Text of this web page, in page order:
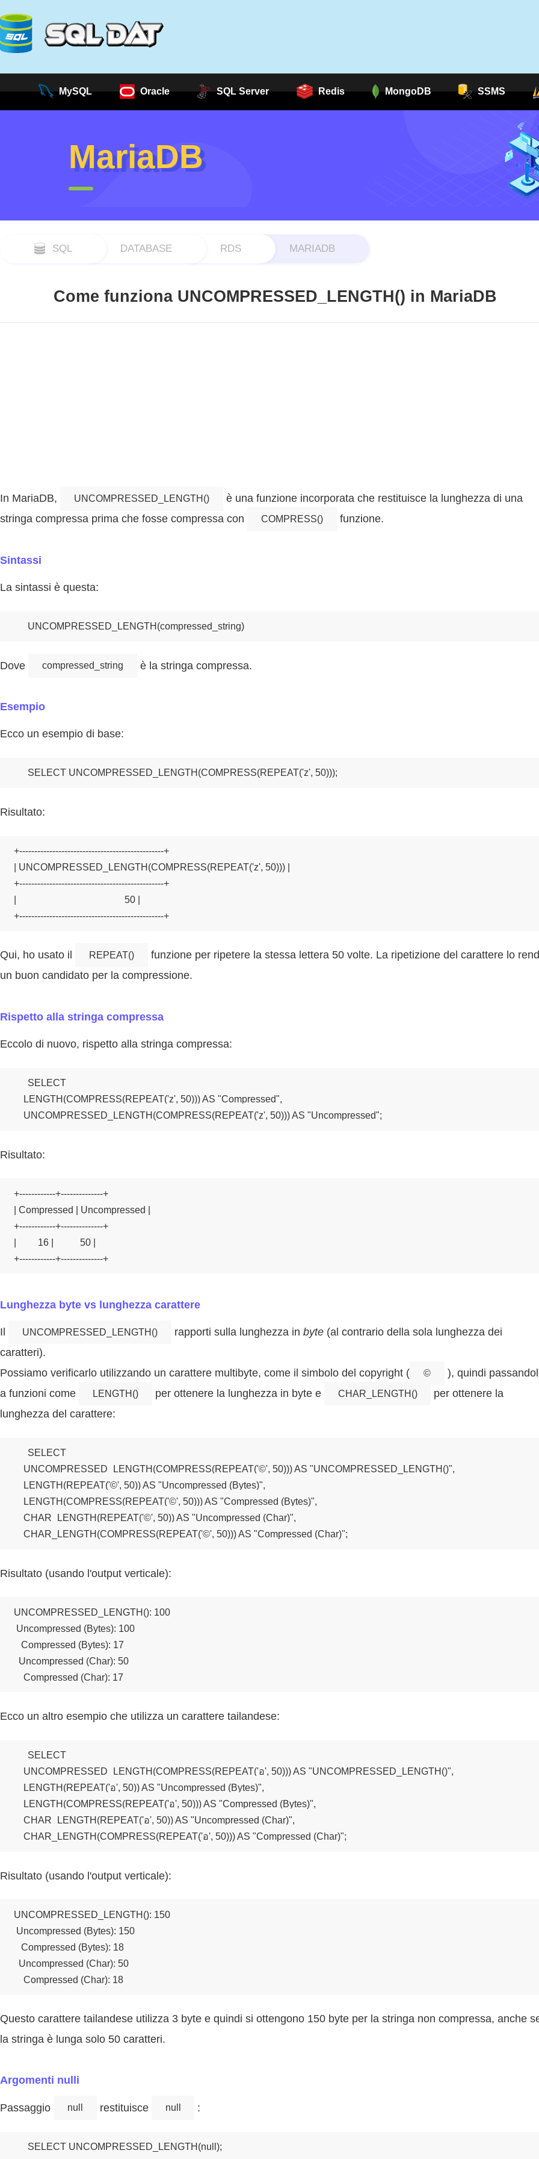
MySQL Oracle SQL Server Redis MongoDB SSMS
MariaDB
SQL DATABASE RDS MARIADB
Come funziona UNCOMPRESSED_LENGTH() in MariaDB
In MariaDB, UNCOMPRESSED_LENGTH()
è una funzione incorporata che restituisce la lunghezza di una
stringa compressa prima che fosse compressa con
COMPRESS() funzione.
Sintassi
La sintassi è questa:
UNCOMPRESSED_LENGTH(compressed_string)
Dove compressed_string è la stringa compressa.
Esempio
Ecco un esempio di base:
SELECT UNCOMPRESSED_LENGTH(COMPRESS(REPEAT('z', 50)));
Risultato:
+------------------------------------------------+
| UNCOMPRESSED_LENGTH(COMPRESS(REPEAT('z', 50))) |
+------------------------------------------------+
|                                             50 |
+------------------------------------------------+
Qui, ho usato il REPEAT()
funzione per ripetere la stessa lettera 50 volte. La ripetizione del carattere lo
un buon candidato per la compressione.
Rispetto alla stringa compressa
Eccolo di nuovo, rispetto alla stringa compressa:
SELECT
    LENGTH(COMPRESS(REPEAT('z', 50))) AS "Compressed",
    UNCOMPRESSED_LENGTH(COMPRESS(REPEAT('z', 50))) AS "Uncompressed";
Risultato:
+------------+--------------+
| Compressed | Uncompressed |
+------------+--------------+
|         16 |           50 |
+------------+--------------+
Lunghezza byte vs lunghezza carattere
Il UNCOMPRESSED_LENGTH() rapporti sulla lunghezza in byte(al contrario della sola lunghezza dei
caratteri).
Possiamo verificarlo utilizzando un carattere multibyte, come il simbolo del copyright (
©
), quindi
a funzioni come
LENGTH() per ottenere la lunghezza in byte e CHAR_LENGTH()
per ottenere la
lunghezza del carattere:
SELECT
    UNCOMPRESSED_LENGTH(COMPRESS(REPEAT('©', 50))) AS "UNCOMPRESSED_LENGTH()",
    LENGTH(REPEAT('©', 50)) AS "Uncompressed (Bytes)",
    LENGTH(COMPRESS(REPEAT('©', 50))) AS "Compressed (Bytes)",
    CHAR_LENGTH(REPEAT('©', 50)) AS "Uncompressed (Char)",
    CHAR_LENGTH(COMPRESS(REPEAT('©', 50))) AS "Compressed (Char)";
Risultato (usando l'output verticale):
UNCOMPRESSED_LENGTH(): 100
Uncompressed (Bytes): 100
   Compressed (Bytes): 17
  Uncompressed (Char): 50
    Compressed (Char): 17
Ecco un altro esempio che utilizza un carattere tailandese:
SELECT
    UNCOMPRESSED_LENGTH(COMPRESS(REPEAT('อ', 50))) AS "UNCOMPRESSED_LENGTH()",
    LENGTH(REPEAT('อ', 50)) AS "Uncompressed (Bytes)",
    LENGTH(COMPRESS(REPEAT('อ', 50))) AS "Compressed (Bytes)",
    CHAR_LENGTH(REPEAT('อ', 50)) AS "Uncompressed (Char)",
    CHAR_LENGTH(COMPRESS(REPEAT('อ', 50))) AS "Compressed (Char)";
Risultato (usando l'output verticale):
UNCOMPRESSED_LENGTH(): 150
Uncompressed (Bytes): 150
   Compressed (Bytes): 18
  Uncompressed (Char): 50
    Compressed (Char): 18
Questo carattere tailandese utilizza 3 byte e quindi si ottengono 150 byte per la stringa non compressa, anche
la stringa è lunga solo 50 caratteri.
Argomenti nulli
Passaggio null restituisce null :
SELECT UNCOMPRESSED_LENGTH(null);